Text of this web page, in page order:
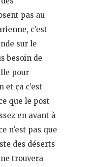
pas au
c’est
sur le
besoin de
pour
et ça c’est
que le post
en avant à
n’est pas que
des déserts
trouvera